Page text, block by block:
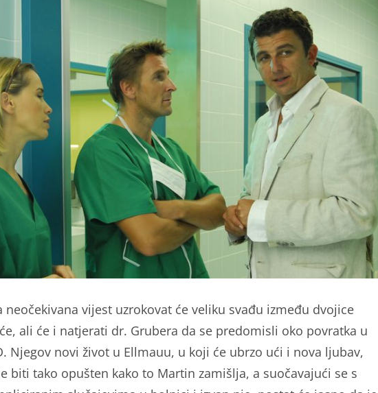
neočekivana vijest uzrokovat će veliku svađu između dvojice
ali će i natjerati dr. Grubera da se predomisli oko povratka u
Njegov novi život u Ellmauu, u koji će ubrzo ući i nova ljubav,
biti tako opušten kako to Martin zamišlja, a suočavajući se s